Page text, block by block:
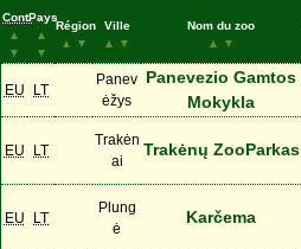
Cont.
▲
▼
Pays
▲
▼
Région
▲
▼
Ville
▲
▼
Nom du zoo
▲
▼
EU LT
Panev
ėžys
Panevezio Gamtos
Mokykla
EU LT
Trakėn
ai
Trakėnų ZooParkas
EU LT
Plung
ė
Karčema